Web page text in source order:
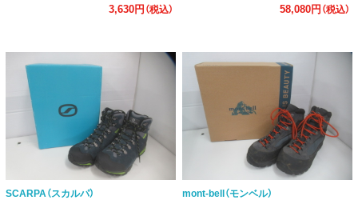
3,630円（税込）
58,080円（税込）
SCARPA（スカルパ） mont-bell（モンベル）